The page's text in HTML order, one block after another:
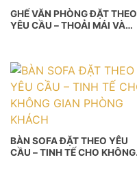
GHẾ VĂN PHÒNG ĐẶT THEO
YÊU CẦU – THOẢI MÁI VÀ
BÀN SOFA ĐẶT THEO YÊU
CẦU – TINH TẾ CHO KHÔNG